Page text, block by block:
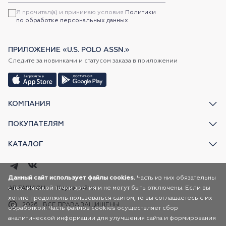
КОМПАНИЯ
ПОКУПАТЕЛЯМ
КАТАЛОГ
Я прочитал(а) и принимаю условия Политики
по обработке персональных данных
ПРИЛОЖЕНИЕ «U.S. POLO ASSN.»
Следите за новинками и статусом заказа в приложении
2026 ВСЕ ПРАВА ЗАЩИЩЕНЫ
AR FASHION Карта сайта
Данный сайт использует файлы cookies. Часть из них обязательны
с технической точки зрения и не могут быть отключены. Если вы
хотите продолжить пользоваться сайтом, то вы соглашаетесь с их
обработкой. Часть файлов cookies осуществляет сбор
аналитической информации для улучшения сайта и формирования